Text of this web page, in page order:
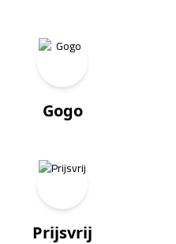
Gogo
Prijsvrij